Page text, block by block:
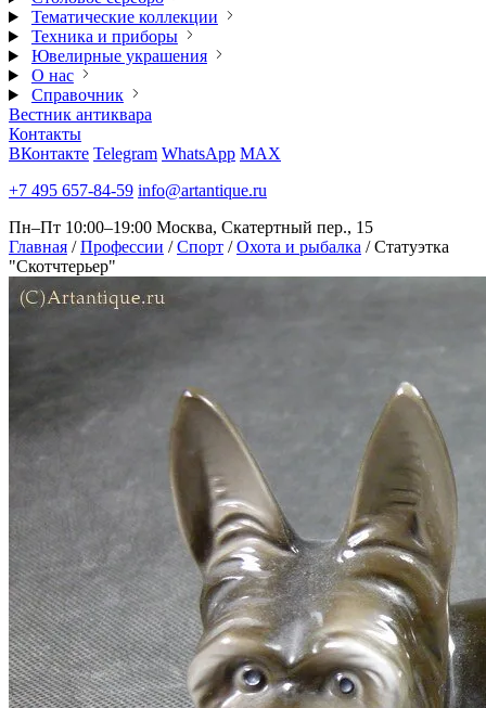
Тематические коллекции
Техника и приборы
Ювелирные украшения
О нас
Справочник
Вестник антиквара
Контакты
ВКонтакте Telegram WhatsApp MAX
+7 495 657-84-59 info@artantique.ru
Пн–Пт 10:00–19:00 Москва, Скатертный пер., 15
Главная / Профессии / Спорт / Охота и рыбалка / Статуэтка
"Скотчтерьер"